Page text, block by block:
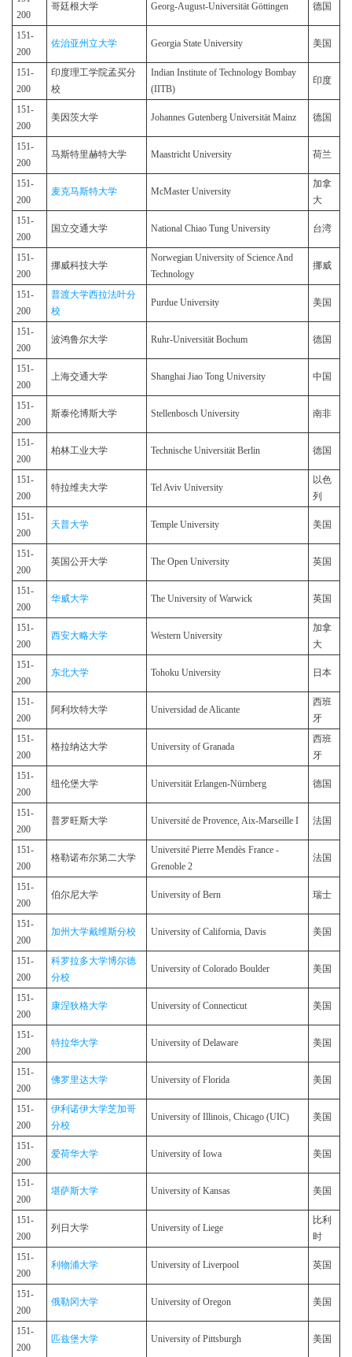
200
哥廷根大学 Georg-August-Universität Göttingen 德国
151-
200
佐治亚州立大学 Georgia State University 美国
151-
200
印度理工学院孟买分
校
Indian Institute of Technology Bombay
(IITB)
印度
151-
200
美因茨大学 Johannes Gutenberg Universität Mainz 德国
151-
200
马斯特里赫特大学 Maastricht University 荷兰
151-
200
麦克马斯特大学 McMaster University
加拿
大
151-
200
国立交通大学 National Chiao Tung University 台湾
151-
200
挪威科技大学
Norwegian University of Science And
Technology
挪威
151-
200
普渡大学西拉法叶分
校
Purdue University 美国
151-
200
波鸿鲁尔大学 Ruhr-Universität Bochum 德国
151-
200
上海交通大学 Shanghai Jiao Tong University 中国
151-
200
斯泰伦博斯大学 Stellenbosch University 南非
151-
200
柏林工业大学 Technische Universität Berlin 德国
151-
200
特拉维夫大学 Tel Aviv University
以色
列
151-
200
天普大学 Temple University 美国
151-
200
英国公开大学 The Open University 英国
151-
200
华威大学 The University of Warwick 英国
151-
200
西安大略大学 Western University
加拿
大
151-
200
东北大学 Tohoku University 日本
151-
200
阿利坎特大学 Universidad de Alicante
西班
牙
151-
200
格拉纳达大学 University of Granada
西班
牙
151-
200
纽伦堡大学 Universität Erlangen-Nürnberg 德国
151-
200
普罗旺斯大学 Université de Provence, Aix-Marseille I 法国
151-
200
格勒诺布尔第二大学
Université Pierre Mendès France -
Grenoble 2
法国
151-
200
伯尔尼大学 University of Bern 瑞士
151-
200
加州大学戴维斯分校 University of California, Davis 美国
151-
200
科罗拉多大学博尔德
分校
University of Colorado Boulder 美国
151-
200
康涅狄格大学 University of Connecticut 美国
151-
200
特拉华大学 University of Delaware 美国
151-
200
佛罗里达大学 University of Florida 美国
151-
200
伊利诺伊大学芝加哥
分校
University of Illinois, Chicago (UIC) 美国
151-
200
爱荷华大学 University of Iowa 美国
151-
200
堪萨斯大学 University of Kansas 美国
151-
200
列日大学 University of Liege
比利
时
151-
200
利物浦大学 University of Liverpool 英国
151-
200
俄勒冈大学 University of Oregon 美国
151-
200
匹兹堡大学 University of Pittsburgh 美国